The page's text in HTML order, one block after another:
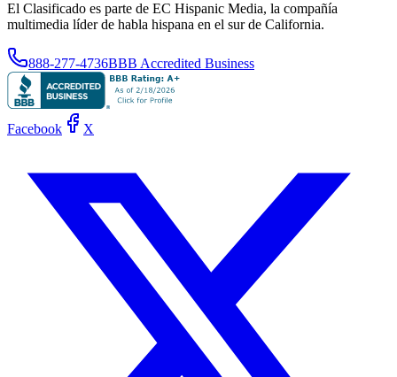
El Clasificado es parte de EC Hispanic Media, la compañía
multimedia líder de habla hispana en el sur de California.
888-277-4736BBB Accredited Business
Facebook X